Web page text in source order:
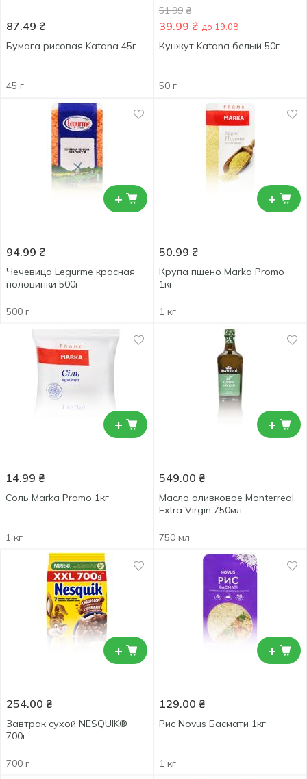
87.49 ₴
Бумага рисовая Katana 45г
45 г
51.99 ₴
39.99 ₴ до 19.08
Кунжут Katana белый 50г
50 г
+
94.99 ₴
Чечевица Legurme красная
половинки 500г
500 г
+
50.99 ₴
Крупа пшено Marka Promo
1кг
1 кг
+
14.99 ₴
Соль Marka Promo 1кг
1 кг
+
549.00 ₴
Масло оливковое Monterreal
Extra Virgin 750мл
750 мл
+
254.00 ₴
Завтрак сухой NESQUIK®
700г
700 г
+
129.00 ₴
Рис Novus Басмати 1кг
1 кг